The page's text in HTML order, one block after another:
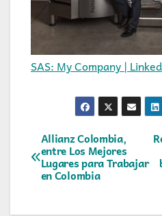
SAS: My Company |
Navegación
de
Allianz Colombia,
entre Los Mejores
Lugares para Trabajar
en Colombia